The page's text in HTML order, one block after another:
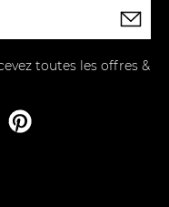
toutes les offres &